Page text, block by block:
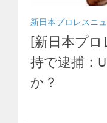
新日本プロレスニ
[新日本プ
持で逮捕：
か？